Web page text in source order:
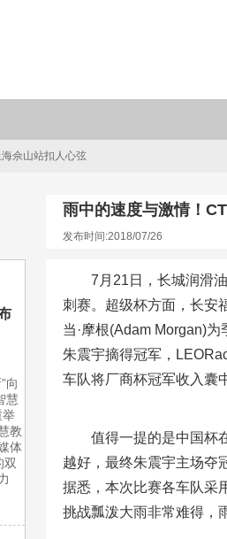
佘山站扣人心弦
向
慧
举
教
体
双
雨中的速度与激情！
发布时间:2018/07/26
7月21日，长城润滑
刺赛。超级杯方面，长安
当·摩根(Adam Morgan)
朱震宇摘得冠军，
车队将厂商杯冠军收入囊
值得一提的是中国杯
越好，最终朱震宇主场夺
据悉，本次比赛各车队采
挑战瓢泼大雨非常难得，